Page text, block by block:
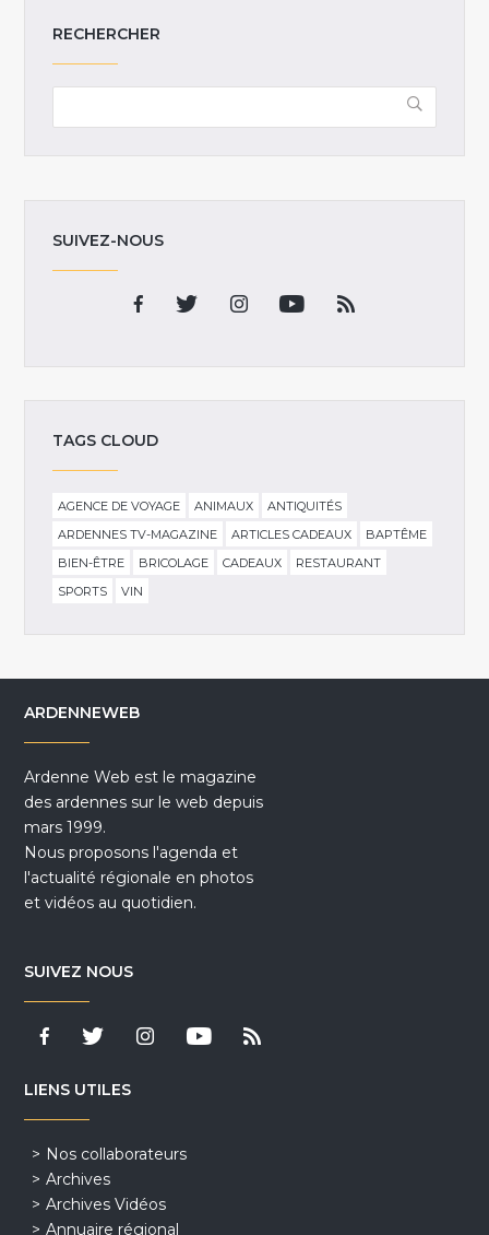
RECHERCHER
SUIVEZ-NOUS
TAGS CLOUD
AGENCE DE VOYAGE ANIMAUX
ANTIQUITÉS
ARDENNES TV-MAGAZINE
ARTICLES CADEAUX
BAPTÊME
BIEN-ÊTRE
BRICOLAGE CADEAUX
RESTAURANT
SPORTS
VIN
ARDENNEWEB
Ardenne Web est le magazine
des ardennes sur le web depuis
mars 1999.
Nous proposons l'agenda et
l'actualité régionale en photos
et vidéos au quotidien.
SUIVEZ NOUS
LIENS UTILES
Nos collaborateurs
Archives
Archives Vidéos
Annuaire régional